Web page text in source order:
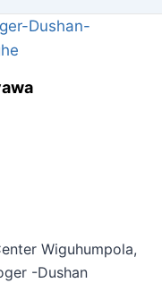
Wiguhumpola,
-Dushan